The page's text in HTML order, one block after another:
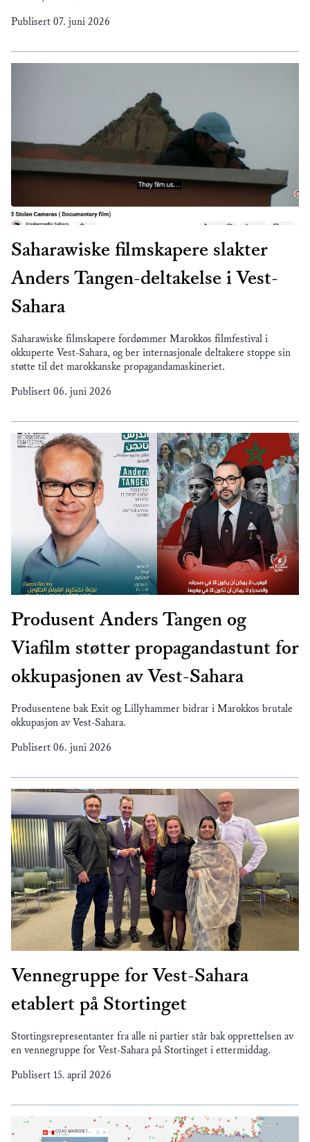
Publisert 07. juni 2026
Saharawiske filmskapere slakter
Anders Tangen-deltakelse i Vest-
Sahara
Saharawiske filmskapere fordømmer Marokkos filmfestival i
okkuperte Vest-Sahara, og ber internasjonale deltakere stoppe sin
støtte til det marokkanske propagandamaskineriet.
Publisert 06. juni 2026
Produsent Anders Tangen og
Viafilm støtter propagandastunt for
okkupasjonen av Vest-Sahara
Produsentene bak Exit og Lillyhammer bidrar i Marokkos brutale
okkupasjon av Vest-Sahara.
Publisert 06. juni 2026
Vennegruppe for Vest-Sahara
etablert på Stortinget
Stortingsrepresentanter fra alle ni partier står bak opprettelsen av
en vennegruppe for Vest-Sahara på Stortinget i ettermiddag.
Publisert 15. april 2026